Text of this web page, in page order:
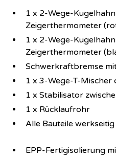
1 x 2-Wege-
Zeigerthermometer
1 x 2-Wege-
Zeigerthermometer
Schwerkraftbremse
1 x 3-Wege-T-Mischer
1 x Stabilisator
1 x Rücklaufrohr
Alle Bauteile
EPP-Fertigisolierung